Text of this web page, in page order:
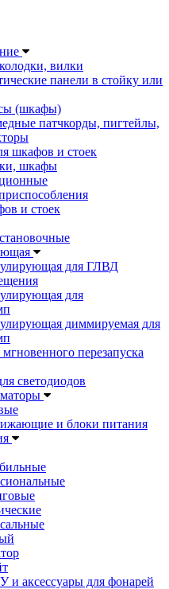
вилки
панели в стойку или
(шкафы)
патчкорды, пигтейлы,
шкафов и стоек
шкафы
и стоек
для ГЛВД
для
диммируемая для
перезапуска
светодиодов
и блоки питания
и аксессуары для фонарей